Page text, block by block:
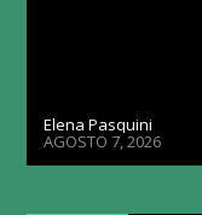
Elena Pasquini
AGOSTO 7, 2026